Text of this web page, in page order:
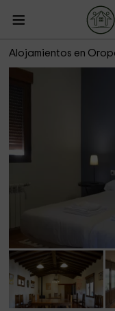
Alojamientos en
Casa Rural Pilón del